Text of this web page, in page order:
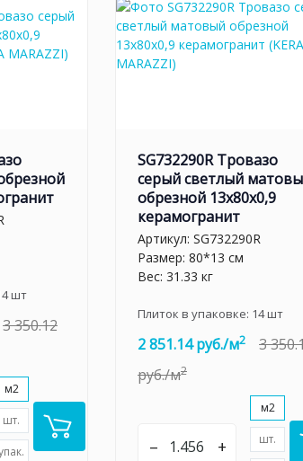
шт
3 350.12
м2
шт.
SG732290R Тровазо
серый светлый
обрезной 13x80x0,9
керамогранит
Артикул: SG732290R
Размер: 80*13 см
Вес: 31.33 кг
Плиток в упаковке: 14шт
2 851.14 руб./м2
3
руб./м2
– +
м2
шт.